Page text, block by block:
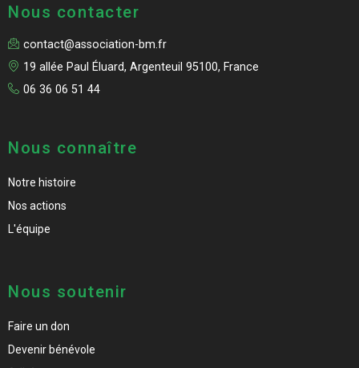
Nous contacter
contact@association-bm.fr
19 allée Paul Éluard, Argenteuil 95100, France
06 36 06 51 44
Nous connaître
Notre histoire
Nos actions
L'équipe
Nous soutenir
Faire un don
Devenir bénévole